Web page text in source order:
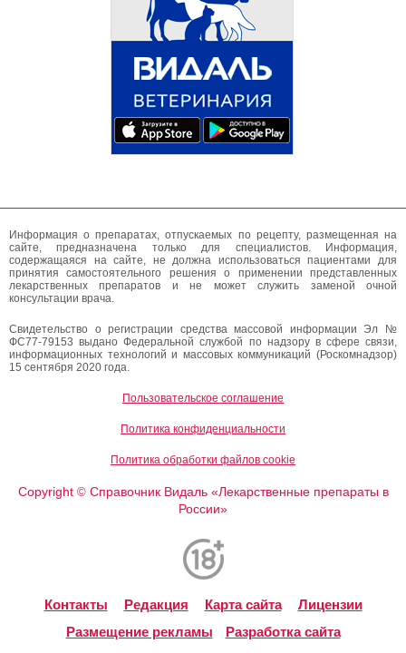
Информация о препаратах, отпускаемых по рецепту, размещенная на
сайте, предназначена только для специалистов. Информация,
содержащаяся на сайте, не должна использоваться пациентами для
принятия самостоятельного решения о применении представленных
лекарственных препаратов и не может служить заменой очной
консультации врача.
Свидетельство о регистрации средства массовой информации Эл №
ФС77-79153 выдано Федеральной службой по надзору в сфере связи,
информационных технологий и массовых коммуникаций (Роскомнадзор)
15 сентября 2020 года.
Пользовательское соглашение
Политика конфиденциальности
Политика обработки файлов cookie
Copyright ©Справочник Видаль «Лекарственные препараты в
России»
Контакты Редакция Карта сайта
Лицензии
Размещение рекламы
Разработка сайта